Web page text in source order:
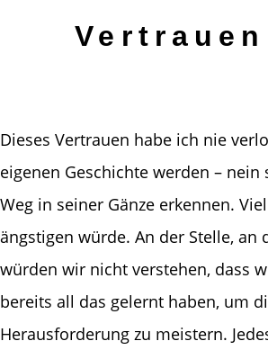
Dieses Vertrauen habe ich nie
eigenen Geschichte werden –
Weg in seiner Gänze erkennen.
ängstigen würde. An der Stelle, an
würden wir nicht verstehen, dass
bereits all das gelernt haben, um
Herausforderung zu meistern.